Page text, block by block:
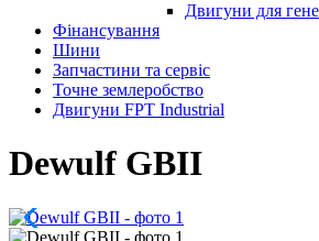
Двигуни для
Фінансування
Шини
Запчастини та сервіс
Точне землеробство
Двигуни FPT Industrial
Dewulf GBII